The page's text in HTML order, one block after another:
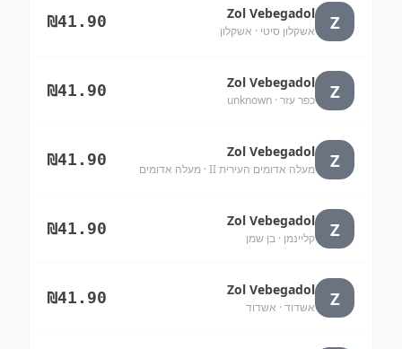
Z
Zol Vebegadol
אשקלון סיטי · אשקלון
₪41.90
Z
Zol Vebegadol
כפר עזר · unknown
₪41.90
Z
Zol Vebegadol
מעלה אדומים העירית II · מעלה אדומים
₪41.90
Z
Zol Vebegadol
קליינמן · בן שמן
₪41.90
Z
Zol Vebegadol
אשדוד · אשדוד
₪41.90